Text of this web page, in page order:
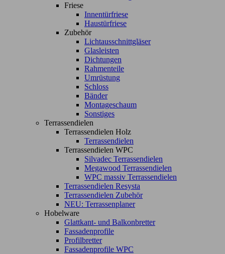
Friese
Innentürfriese
Haustürfriese
Zubehör
Lichtausschnittgläser
Glasleisten
Dichtungen
Rahmenteile
Umrüstung
Schloss
Bänder
Montageschaum
Sonstiges
Terrassendielen
Terrassendielen Holz
Terrassendielen
Terrassendielen WPC
Silvadec Terrassendielen
Megawood Terrassendielen
WPC massiv Terrassendielen
Terrassendielen Resysta
Terrassendielen Zubehör
NEU: Terrassenplaner
Hobelware
Glattkant- und Balkonbretter
Fassadenprofile
Profilbretter
Fassadenprofile WPC